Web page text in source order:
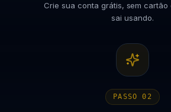
Crie sua conta grátis, sem cartão
sai usando.
PASSO02